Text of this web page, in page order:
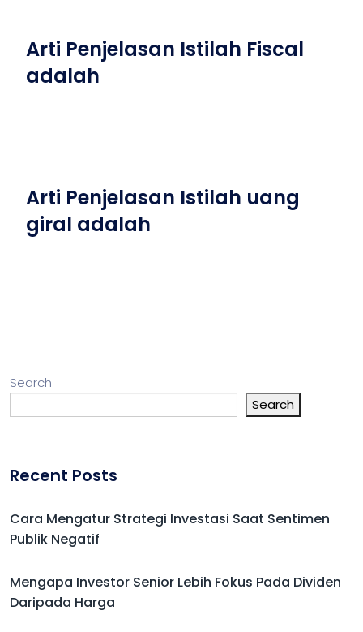
Arti Penjelasan Istilah Fiscal
adalah
Arti Penjelasan Istilah uang
giral adalah
Search
Search
Recent Posts
Cara Mengatur Strategi Investasi Saat Sentimen
Publik Negatif
Mengapa Investor Senior Lebih Fokus Pada Dividen
Daripada Harga